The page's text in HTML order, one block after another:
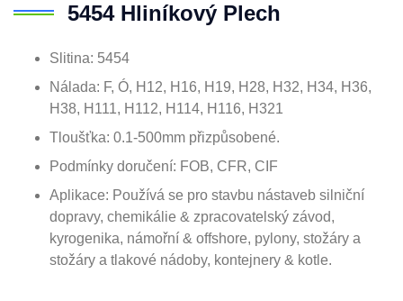
5454 Hliníkový Plech
Slitina: 5454
Nálada: F, Ó, H12, H16, H19, H28, H32, H34, H36,
H38, H111, H112, H114, H116, H321
Tloušťka: 0.1-500mm přizpůsobené.
Podmínky doručení: FOB, CFR, CIF
Aplikace: Používá se pro stavbu nástaveb silniční
dopravy, chemikálie & zpracovatelský závod,
kyrogenika, námořní & offshore, pylony, stožáry a
stožáry a tlakové nádoby, kontejnery & kotle.